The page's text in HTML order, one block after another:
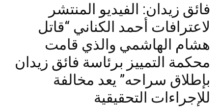
فائق زيدان: الفيديو المنتشر
لاعترافات أحمد الكناني “قاتل
هشام الهاشمي والذي قامت
محكمة التمييز برئاسة فائق زيدان
بإطلاق سراحه” يعد مخالفة
للإجراءات التحقيقية